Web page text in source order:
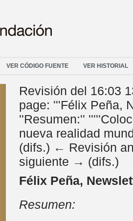
VER CÓDIGO FUENTE VER HISTORIAL
Revisión del 16:03
page: '''Félix Peña,
''Resumen:''
nueva realidad
(difs.) ← Revisión
siguiente → (difs.)
Félix Peña,
Resumen: